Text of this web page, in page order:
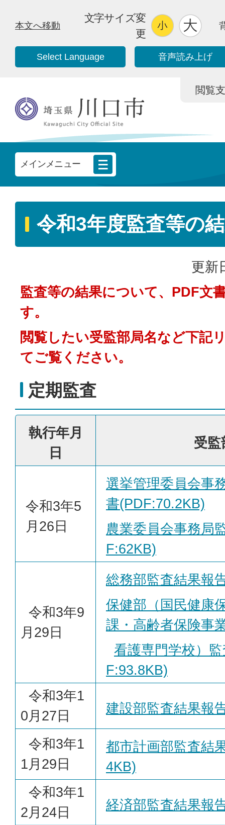
本文へ移動
文字サイズ変
更
Select Language 音声読み上げ
閲覧
メインメニュー
令和3年度監査等の
更新
監査等の結果について、PDF文
す。
閲覧したい受監部局名など下記
てご覧ください。
定期監査
執行年月
日
受監
令和3年5
月26日
選挙管理委員会事
書(PDF:70.2KB)
農業委員会事務局
F:62KB)
令和3年9
月29日
総務部監査結果報
保健部（国民健康
課・高齢者保険事
看護専門学校）
F:93.8KB)
令和3年1
0月27日
建設部監査結果報
令和3年1
1月29日
都市計画部監査結
4KB)
令和3年1
2月24日
経済部監査結果報